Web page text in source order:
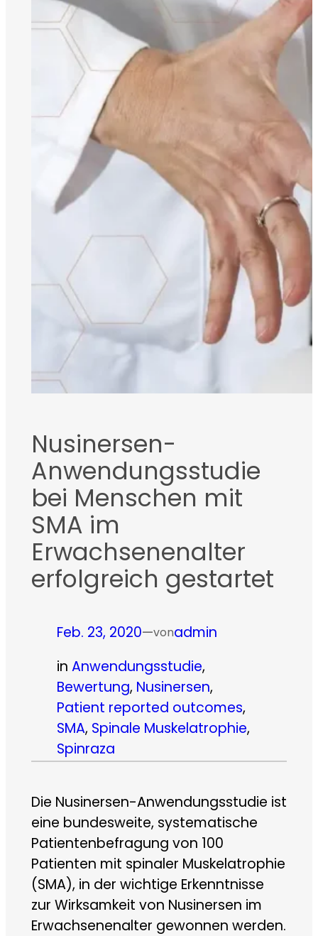
Nusinersen-
Anwendungsstudie
bei Menschen mit
SMA im
Erwachsenenalter
erfolgreich gestartet
Feb. 23, 2020—vonadmin
in Anwendungsstudie
Bewertung, Nusinersen
Patient reported outcomes
SMA, Spinale Muskelatrophie
Spinraza
Die Nusinersen-Anwendungsstudie ist
eine bundesweite, systematische
Patientenbefragung von 100
Patienten mit spinaler Muskelatrophie
(SMA), in der wichtige Erkenntnisse
zur Wirksamkeit von Nusinersen im
Erwachsenenalter gewonnen werden.